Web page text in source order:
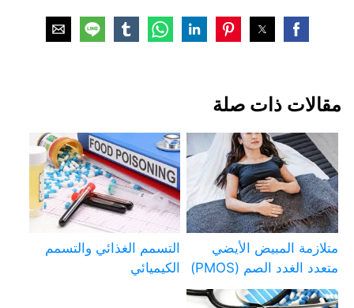
مقالات ذات صلة
متلازمة المبيض الأيضي
متعدد الغدد الصم (PMOS)
التسمم الغذائي والتسمم
الكيميائي